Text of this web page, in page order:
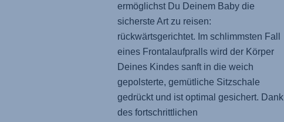
ermöglichst Du Deinem Baby die
sicherste Art zu reisen:
rückwärtsgerichtet. Im schlimmsten Fall
eines Frontalaufpralls wird der Körper
Deines Kindes sanft in die weich
gepolsterte, gemütliche Sitzschale
gedrückt und ist optimal gesichert. Dank
des fortschrittlichen